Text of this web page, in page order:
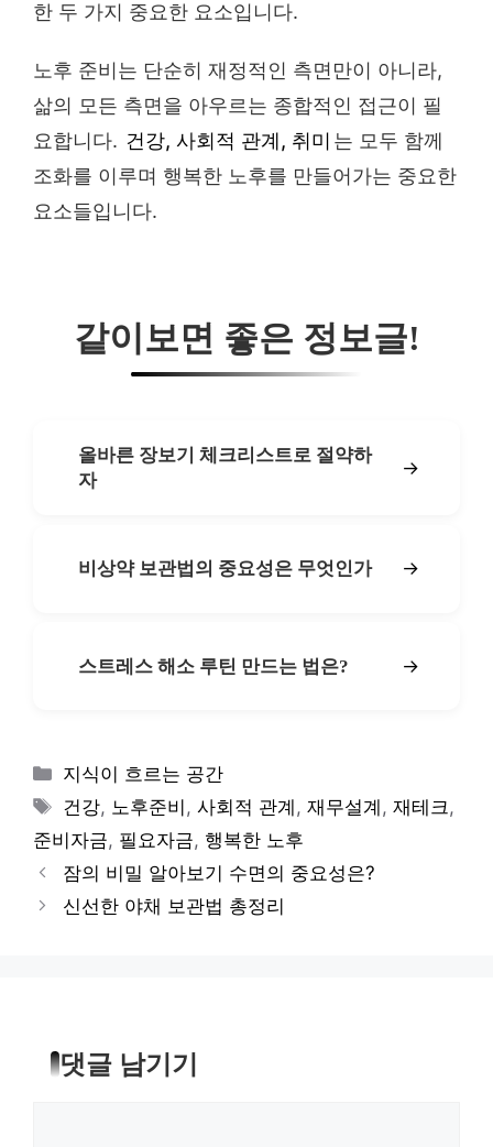
한 두 가지 중요한 요소입니다.
노후 준비는 단순히 재정적인 측면만이 아니라,
삶의 모든 측면을 아우르는 종합적인 접근이 필
요합니다. 건강, 사회적 관계, 취미 는 모두 함께
조화를 이루며 행복한 노후를 만들어가는 중요한
요소들입니다.
같이보면 좋은 정보글!
올바른 장보기 체크리스트로 절약하
자
→
비상약 보관법의 중요성은 무엇인가 →
스트레스 해소 루틴 만드는 법은? →
카
테
리
지식이 흐르는 공간
태
그
건강, 노후준비 ,사회적 관계 ,재무설계 ,재테크 ,
준비자금, 필요자금, 행복한 노후
잠의 비밀 알아보기 수면의 중요성은?
신선한 야채 보관법 총정리
댓글 남기기